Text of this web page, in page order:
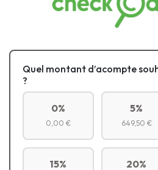
Quel montant d’acompte
?
0%
0,00 €
5%
649,50 €
15% 20%